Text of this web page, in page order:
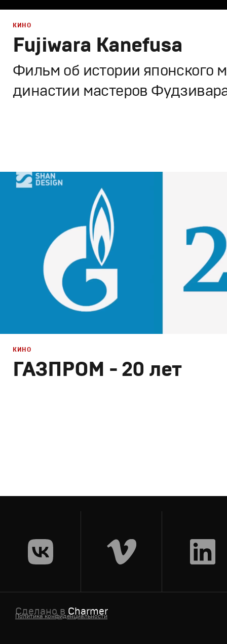
Fujiwara Kanefusa
Фильм об истории японского
династии мастеров
Кино
КИНО
ГАЗПРОМ - 20 лет
КИНО
Сделано в Charmer
Политика конфиденциальности